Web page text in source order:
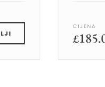
CIJENA
£